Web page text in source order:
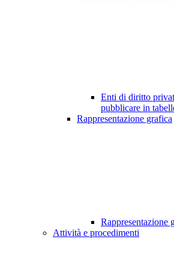
Enti di diritto
pubblicare in
Rappresentazione grafica
Rappresentazione
Attività e procedimenti